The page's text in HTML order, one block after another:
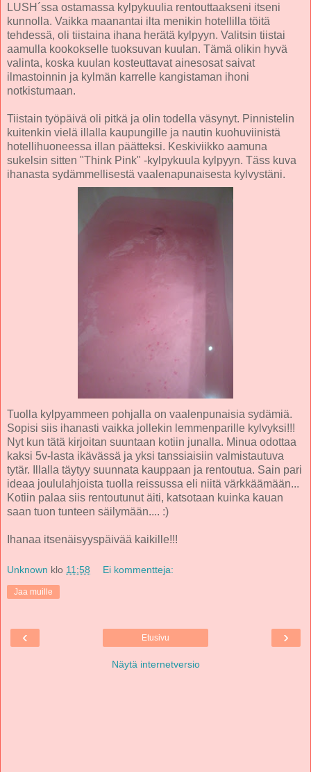
LUSH´ssa ostamassa kylpykuulia rentouttaakseni itseni
kunnolla. Vaikka maanantai ilta menikin hotellilla töitä
tehdessä, oli tiistaina ihana herätä kylpyyn. Valitsin tiistai
aamulla kookokselle tuoksuvan kuulan. Tämä olikin hyvä
valinta, koska kuulan kosteuttavat ainesosat saivat
ilmastoinnin ja kylmän karrelle kangistaman ihoni
notkistumaan.
Tiistain työpäivä oli pitkä ja olin todella väsynyt. Pinnistelin
kuitenkin vielä illalla kaupungille ja nautin kuohuviinistä
hotellihuoneessa illan päätteksi. Keskiviikko aamuna
sukelsin sitten "Think Pink" -kylpykuula kylpyyn. Täss kuva
ihanasta sydämmellisestä vaalenapunaisesta kylvystäni.
Tuolla kylpyammeen pohjalla on vaalenpunaisia sydämiä.
Sopisi siis ihanasti vaikka jollekin lemmenparille kylvyksi!!!
Nyt kun tätä kirjoitan suuntaan kotiin junalla. Minua odottaa
kaksi 5v-lasta ikävässä ja yksi tanssiaisiin valmistautuva
tytär. Illalla täytyy suunnata kauppaan ja rentoutua. Sain pari
ideaa joululahjoista tuolla reissussa eli niitä värkkäämään...
Kotiin palaa siis rentoutunut äiti, katsotaan kuinka kauan
saan tuon tunteen säilymään.... :)
Ihanaa itsenäisyyspäivää kaikille!!!
Unknown klo 11:58 Ei kommentteja:
Jaa muille
‹ ›
Etusivu
Näytä internetversio